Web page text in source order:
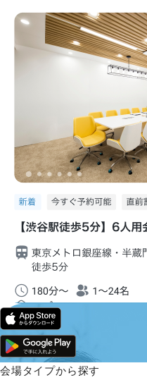
会場タイプから探す